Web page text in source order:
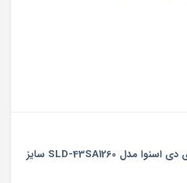
تلویزیون ال ای دی اسنوا مدل SLD-43SA1260 سایز